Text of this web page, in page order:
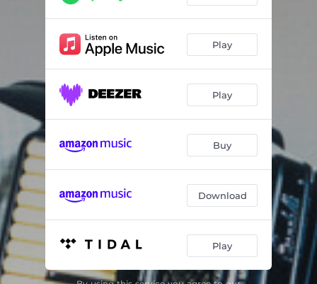
Cada um Belisca um Pouco 04:15
Nilopolitano 02:48
Sabiá / Numa Sala de Rebouco / Xote das Meninas 04:44
Adeus Maria Fulô 03:30
Roseira do Norte 03:45
Asa Branca 03:35
Play
Play
Buy
Download
Play